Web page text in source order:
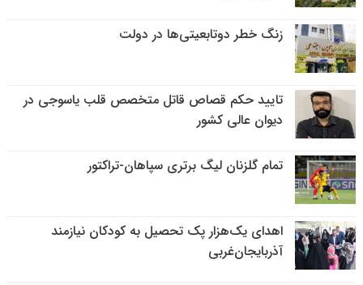
زنگ خطر دوتابعیتی‌ها در دولت
تایید حکم قصاص قاتل متخصص قلب یاسوجی در
دیوان عالی کشور
تمام گلزنان لیگ‌ برتری سپاهان-تراکتور
اهدای یک‌هزار پک تحصیل به کودکان نیازمند
آذربایجان‌غربی